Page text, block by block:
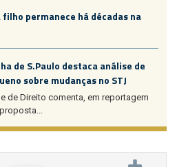
permanece há décadas na
de S.Paulo destaca análise de
sobre mudanças no STJ
de Direito comenta, em reportagem